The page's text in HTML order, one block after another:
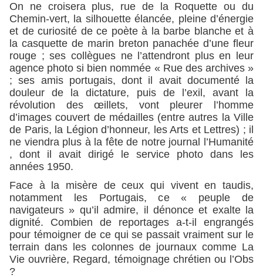
On ne croisera plus, rue de la Roquette ou du
Chemin-vert, la silhouette élancée, pleine d’énergie
et de curiosité de ce poète à la barbe blanche et à
la casquette de marin breton panachée d’une fleur
rouge ; ses collègues ne l’attendront plus en leur
agence photo si bien nommée « Rue des archives »
; ses amis portugais, dont il avait documenté la
douleur de la dictature, puis de l’exil, avant la
révolution des œillets, vont pleurer l’homme
d’images couvert de médailles (entre autres la Ville
de Paris, la Légion d’honneur, les Arts et Lettres) ; il
ne viendra plus à la fête de notre journal l’Humanité
, dont il avait dirigé le service photo dans les
années 1950.
Face à la misère de ceux qui vivent en taudis,
notamment les Portugais, ce « peuple de
navigateurs » qu’il admire, il dénonce et exalte la
dignité. Combien de reportages a-t-il engrangés
pour témoigner de ce qui se passait vraiment sur le
terrain dans les colonnes de journaux comme La
Vie ouvrière, Regard, témoignage chrétien ou l’Obs
?